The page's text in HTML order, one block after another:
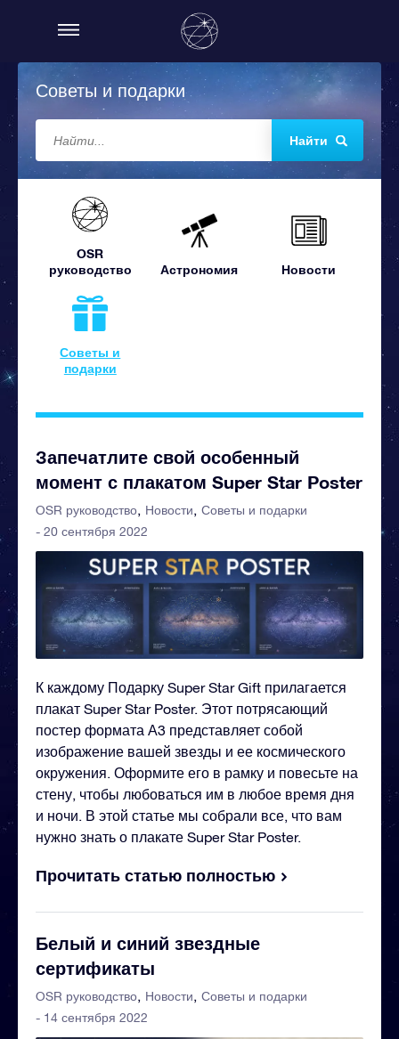
Советы и подарки
Найти
OSR
руководство
Астрономия Новости
Советы и
подарки
Запечатлите свой особенный
момент с плакатом Super Star Poster
OSR руководство Новости
Советы и подарки
- 20 сентября 2022
К каждому Подарку Super Star Gift прилагается
плакат Super Star Poster. Этот потрясающий
постер формата А3 представляет собой
изображение вашей звезды и ее космического
окружения. Оформите его в рамку и повесьте на
стену, чтобы любоваться им в любое время дня
и ночи. В этой статье мы собрали все, что вам
нужно знать о плакате Super Star Poster.
Прочитать статью полностью
Белый и синий звездные
сертификаты
OSR руководство Новости
Советы и подарки
- 14 сентября 2022